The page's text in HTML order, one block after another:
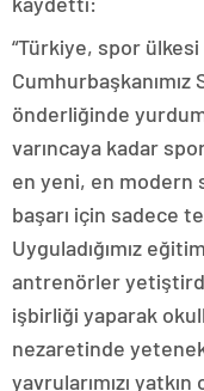
“Türkiye, spor
Cumhurbaşkanımız
önderliğinde
varıncaya kadar
en yeni, en modern
başarı için sadece
Uyguladığımız
antrenörler
işbirliği yaparak
nezaretinde
yavrularımızı